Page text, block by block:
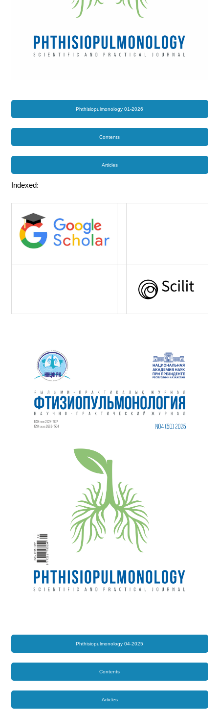
Phthisiopulmonology 01-2026
Contents
Articles
Indexed:
Phthisiopulmonology 04-2025
Contents
Articles